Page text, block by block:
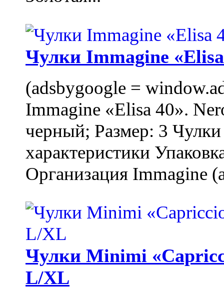
Чулки Immagine
(adsbygoogle =
Immagine «Elisa 40».
черный; Размер: 3
характеристики
Организация Immagine
Чулки Minimi
L/XL